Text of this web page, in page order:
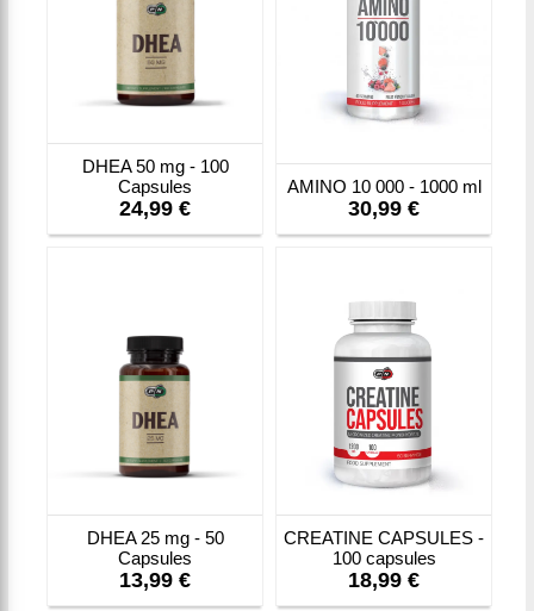
DHEA 50 mg - 100
Capsules
24,99 €
AMINO 10 000 - 1000 ml
30,99 €
DHEA 25 mg - 50
Capsules
13,99 €
CREATINE CAPSULES -
100 capsules
18,99 €